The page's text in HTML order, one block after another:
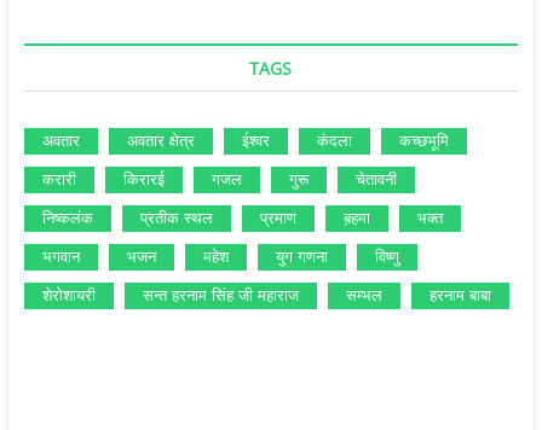
TAGS
अवतार अवतार क्षेत्र ईश्‍वर कंदला कच्‍छभूमि
करारी किरारई गजल गुरू चेतावनी
निष्‍कलंक प्रतीक स्‍थल प्रमाण ब़हमा भक्‍त
भगवान भजन महेश युग गणना विष्‍णु
शेरोशायरी सन्‍त हरनाम सिंह जी महाराज सम्‍भल हरनाम बाबा